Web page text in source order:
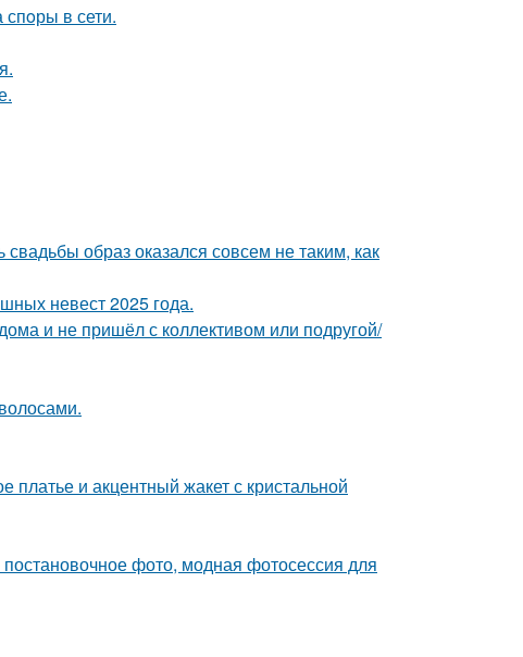
в сети.
образ оказался совсем не таким, как
невест 2025 года.
и не пришёл с коллективом или подругой/
платье и акцентный жакет с кристальной
фото, модная фотосессия для